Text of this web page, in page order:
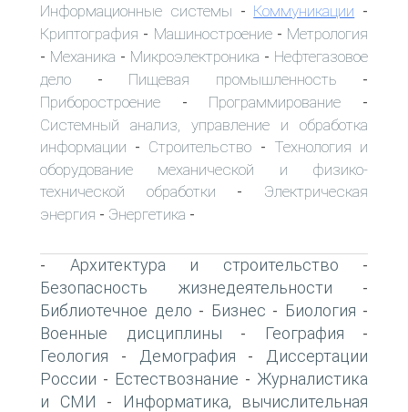
Информационные системы - Коммуникации -
Криптография - Машиностроение- Метрология
- Механика - Микроэлектроника - Нефтегазовое
дело - Пищевая промышленность -
Приборостроение - Программирование -
Системный анализ, управление и обработка
информации - Строительство - Технология и
оборудование механической и физико-
технической обработки - Электрическая
энергия - Энергетика -
- Архитектура и строительство -
Безопасность жизнедеятельности -
Библиотечное дело - Бизнес - Биология -
Военные дисциплины - География -
Геология - Демография -
Диссертации
России - Естествознание - Журналистика
и СМИ -
Информатика, вычислительная